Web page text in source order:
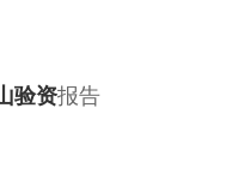
验资报告